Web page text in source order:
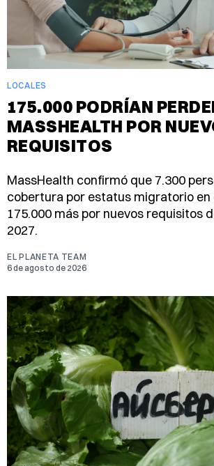
LOCALES
175.000 PODRÍAN
MASSHEALTH POR
REQUISITOS
MassHealth confirmó que 7.300
cobertura por estatus migratorio en
175.000 más por nuevos requisitos
2027.
EL PLANETA TEAM
6 de agosto de 2026